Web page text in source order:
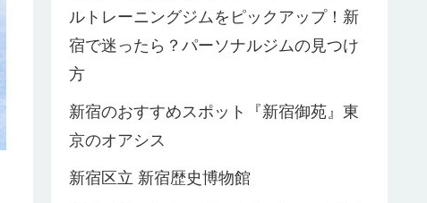
ルトレーニングジムをピックアップ！新
宿で迷ったら？パーソナルジムの見つけ
方
新宿のおすすめスポット『新宿御苑』東
京のオアシス
新宿区立 新宿歴史博物館